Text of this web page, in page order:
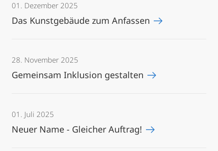
01. Dezember 2025
Das Kunstgebäude zum Anfassen
28. November 2025
Gemeinsam Inklusion gestalten
01. Juli 2025
Neuer Name - Gleicher Auftrag!